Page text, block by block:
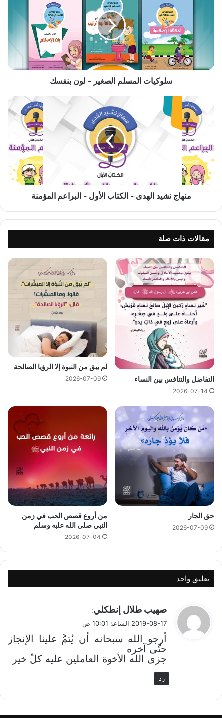
سلوكيات المسلم الصغير - لون بنفسك
نشيد
الهدى
الكتاب
الأول
-
البراعم
المؤمنة
منهاج نشيد الهدى - الكتاب الأول - البراعم المؤمنة
مقالات ذات صلة
التفاضل والتنافس بين النساء
2026-07-14
لم يبق من النبوة إلا الرؤيا الصالحة
2026-07-09
حق الجار
2026-07-09
من أروع قصص الحب في زمن
النبي صلى الله عليه وسلم
2026-07-04
تعليق واحد
ي
ق
و
ل
صهيب طلال إنطكلي:
2019-08-17 الساعة 10:01 ص
أرجو الله سبحانه أن يُتمَّ علينا الإنجاز
حتّى آخره
جزى الله الأخوة العاملين عليه كلّ خير
رد